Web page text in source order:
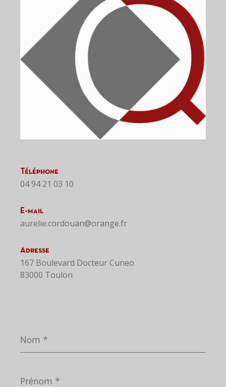
Téléphone
04 94 21 03 10
E-mail
aurelie.cordouan@orange.fr
Adresse
167 Boulevard Docteur Cuneo
83000 Toulon
*
*